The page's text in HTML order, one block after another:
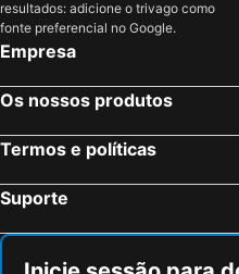
Torrevieja, Valência Hotéis
Puerto de Mazarrón, Múrcia Hotéis
Sevilha, Andaluzia Hotéis
Vigo, Galiza Hotéis
resultados: adicione o trivago como
fonte preferencial no Google.
Empresa
Os nossos produtos
Termos e políticas
Suporte